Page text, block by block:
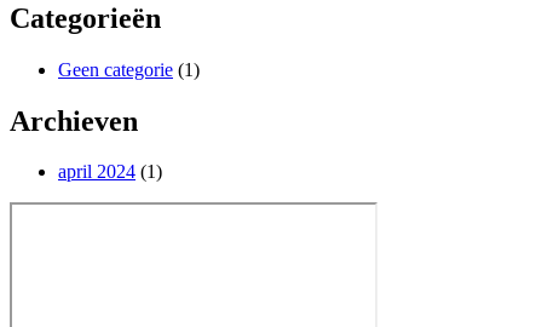
Categorieën
Geen categorie (1)
Archieven
april 2024 (1)